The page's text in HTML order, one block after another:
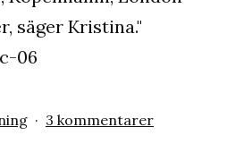
säger Kristina."
06
3 kommentarertill